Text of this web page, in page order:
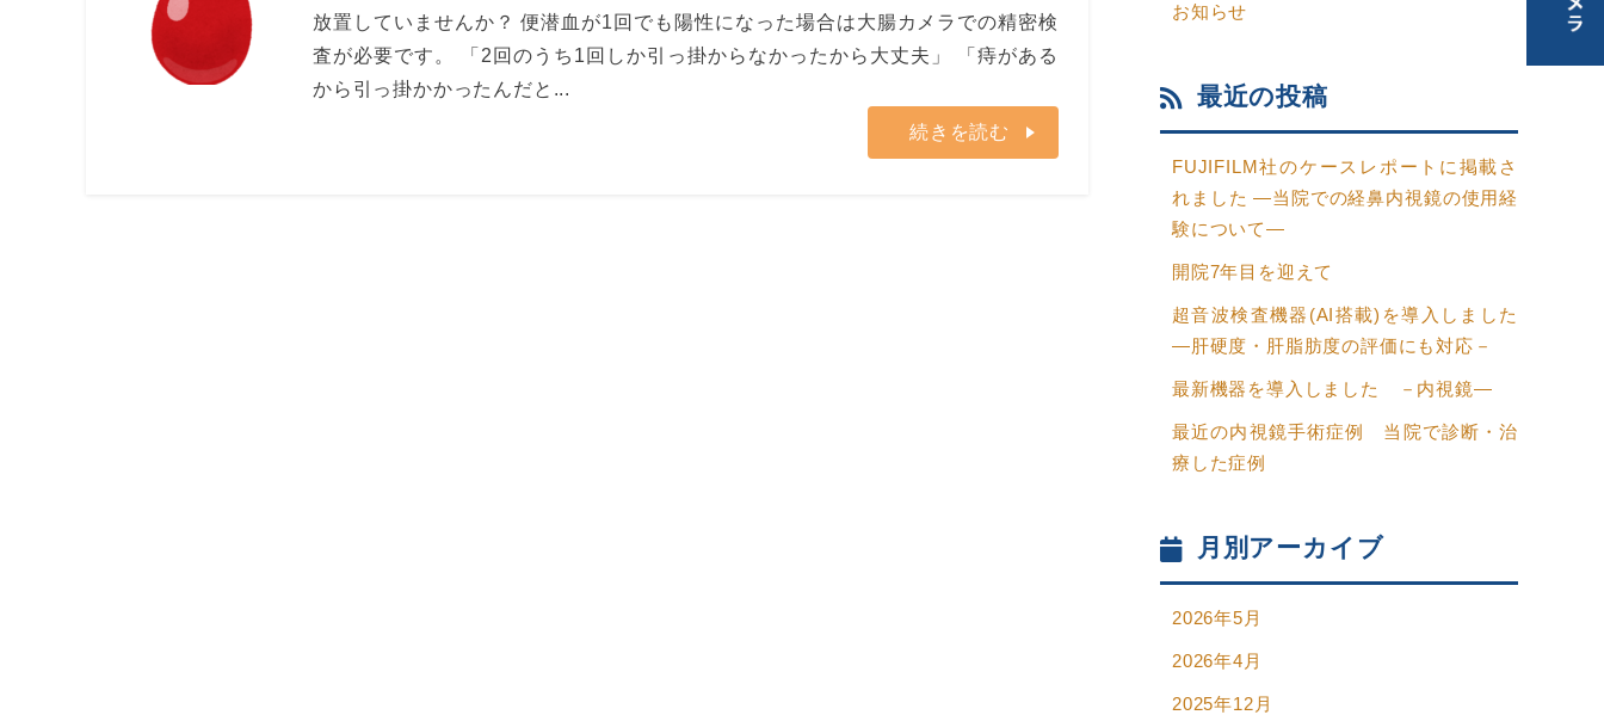
放置していませんか？ 便潜血が1回でも陽性になった場合は大腸カメラでの精密検
査が必要です。 「2回のうち1回しか引っ掛からなかったから大丈夫」 「痔がある
から引っ掛かかったんだと...
続きを読む
お知らせ
最近の投稿
FUJIFILM社のケースレポートに掲載さ
れました ―当院での経鼻内視鏡の使用経
験について―
開院7年目を迎えて
超音波検査機器(AI搭載)を導入しました
―肝硬度・肝脂肪度の評価にも対応－
最新機器を導入しました －内視鏡―
最近の内視鏡手術症例 当院で診断・治
療した症例
月別アーカイブ
2026年5月
2026年4月
2025年12月